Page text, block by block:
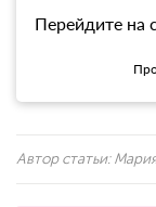
Перейдите на
Автор статьи: